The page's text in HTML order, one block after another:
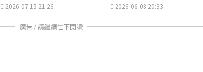
2026-07-15 21:26 2026-06-08 20:33
廣告 / 請繼續往下閱讀